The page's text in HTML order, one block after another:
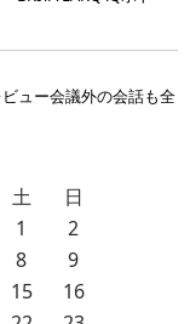
ュー会議外の会話も全
土 日
1
2
8
9
15
16